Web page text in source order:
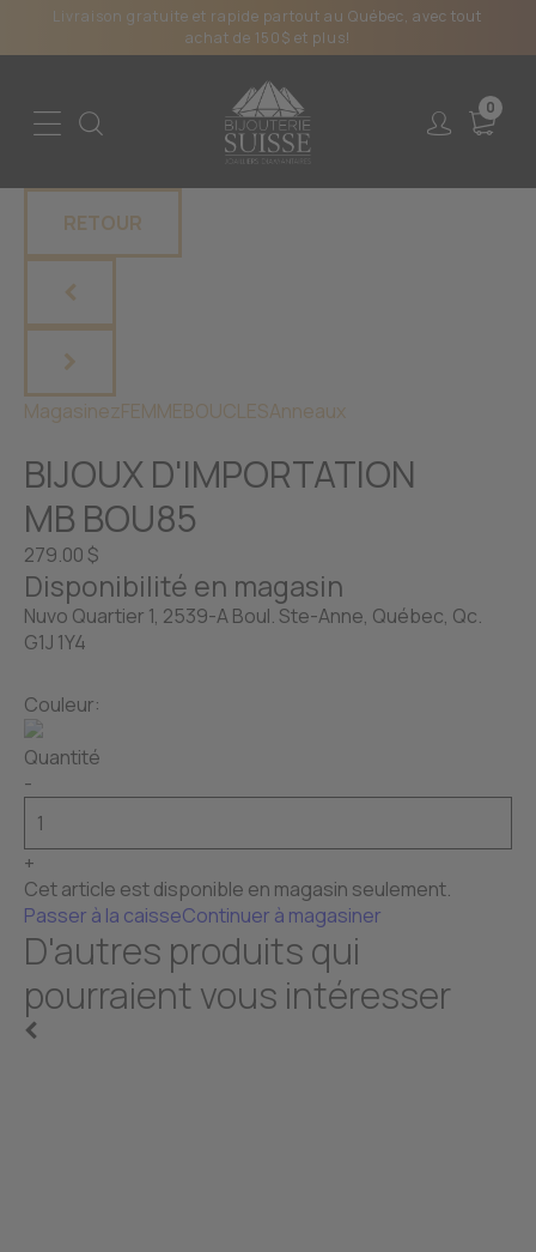
Livraison gratuite et rapide partout au Québec, avec tout
achat de 150$ et plus!
0
RETOUR
MagasinezFEMMEBOUCLESAnneaux
BIJOUX D'IMPORTATION
MB BOU85
279.00 $
Disponibilité en magasin
Nuvo Quartier 1, 2539-A Boul. Ste-Anne, Québec, Qc.
G1J 1Y4
Couleur:
Quantité
-
+
Cet article est disponible en magasin seulement.
Passer à la caisseContinuer à magasiner
D'autres produits qui
pourraient vous intéresser